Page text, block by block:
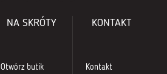
NA SKRÓTY
Otwórz butik
KONTAKT
Kontakt